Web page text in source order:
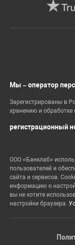
Мы – оператор
Зарегистрированы в
хранению и
регистрационный
ООО «Банклаб»
пользователей и
сайта и сервисов.
информацию о
вы не хотите
настройки браузера.